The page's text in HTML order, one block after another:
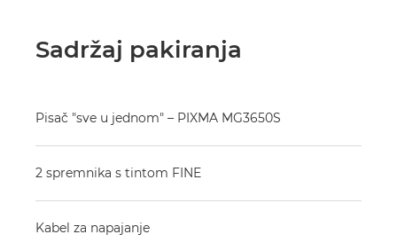
Sadržaj pakiranja
Pisač "sve u jednom" – PIXMA MG3650S
2 spremnika s tintom FINE
Kabel za napajanje